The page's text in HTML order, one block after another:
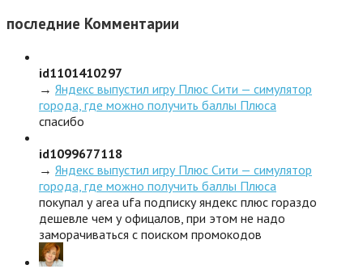
последние Комментарии
id1101410297
→ Яндекс выпустил игру Плюс Сити — симулятор
города, где можно получить баллы Плюса
спасибо
id1099677118
→ Яндекс выпустил игру Плюс Сити — симулятор
города, где можно получить баллы Плюса
покупал у area ufa подписку яндекс плюс гораздо
дешевле чем у офицалов, при этом не надо
заморачиваться с поиском промокодов